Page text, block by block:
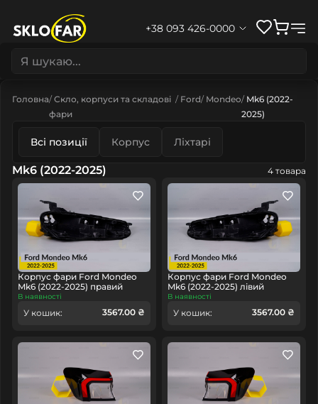
+38 093 426-0000
Головна Скло, корпуси та складові
фари
Ford Mondeo Mk6 (2022-
2025)
Всі позиції Корпус Ліхтарі
Mk6 (2022-2025) 4 товара
Корпус фари Ford Mondeo
Mk6 (2022-2025) правий
В наявності
У кошик: 3567.00 ₴
Корпус фари Ford Mondeo
Mk6 (2022-2025) лівий
В наявності
У кошик: 3567.00 ₴